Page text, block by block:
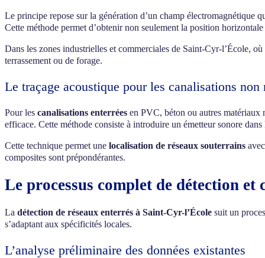
Le principe repose sur la génération d’un champ électromagnétique
Cette méthode permet d’obtenir non seulement la position
Dans les zones industrielles et commerciales de Saint-Cyr-l’École,
terrassement ou de forage.
Le traçage acoustique pour les canalisations non
Pour les canalisations enterrées en PVC, béton ou autres matériaux
efficace. Cette méthode consiste à introduire un émetteur sonore
Cette technique permet une localisation de réseaux souterrains
composites sont prépondérantes.
Le processus complet de détection
La détection de réseaux enterrés à Saint-Cyr-l’École suit un
s’adaptant aux spécificités locales.
L’analyse préliminaire des données existantes